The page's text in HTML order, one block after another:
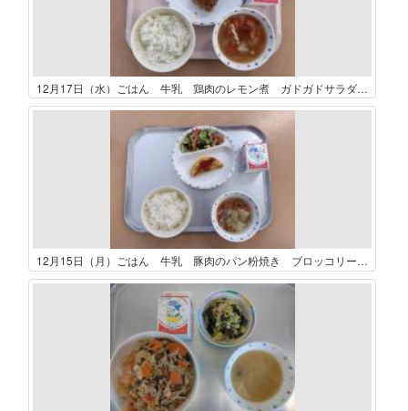
12月17日（水）ごはん 牛乳 鶏肉のレモン煮 ガドガドサラダ ミネストローネ
12月15日（月）ごはん 牛乳 豚肉のパン粉焼き ブロッコリーときのこのサラダ ポトフ